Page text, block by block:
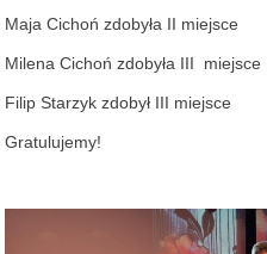
Maja Cichoń zdobyła II miejsce
Milena Cichoń zdobyła III miejsce
Filip Starzyk zdobył III miejsce
Gratulujemy!